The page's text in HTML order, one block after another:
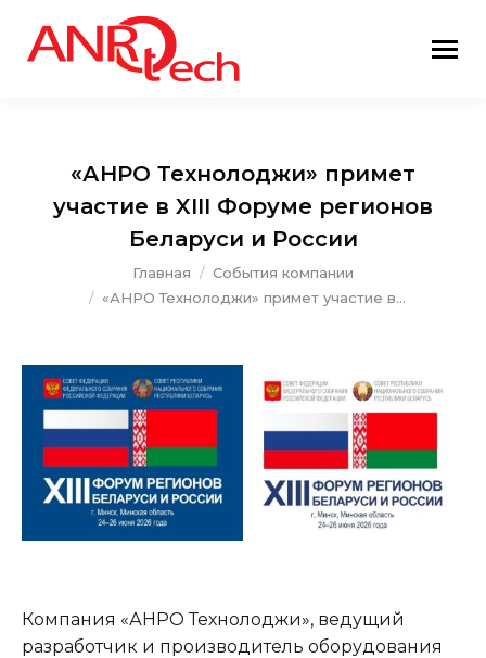
«АНРО Технолоджи» примет
участие в XIII Форуме регионов
Беларуси и России
Главная
События компании
«АНРО Технолоджи» примет участие в…
Компания «АНРО Технолоджи», ведущий
разработчик и производитель оборудования